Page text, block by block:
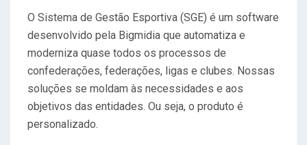
O Sistema de Gestão Esportiva (SGE) é um software
desenvolvido pela Bigmidia que automatiza e
moderniza quase todos os processos de
confederações, federações, ligas e clubes. Nossas
soluções se moldam às necessidades e aos
objetivos das entidades. Ou seja, o produto é
personalizado.